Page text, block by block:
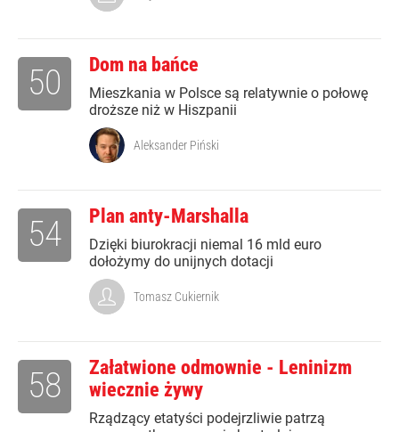
Dom na bańce
Mieszkania w Polsce są relatywnie o połowę
droższe niż w Hiszpanii
50
Aleksander Piński
Plan anty-Marshalla
Dzięki biurokracji niemal 16 mld euro
dołożymy do unijnych dotacji
54
Tomasz Cukiernik
Załatwione odmownie - Leninizm
wiecznie żywy
Rządzący etatyści podejrzliwie patrzą
58